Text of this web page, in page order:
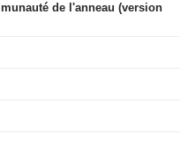
de l'anneau (version